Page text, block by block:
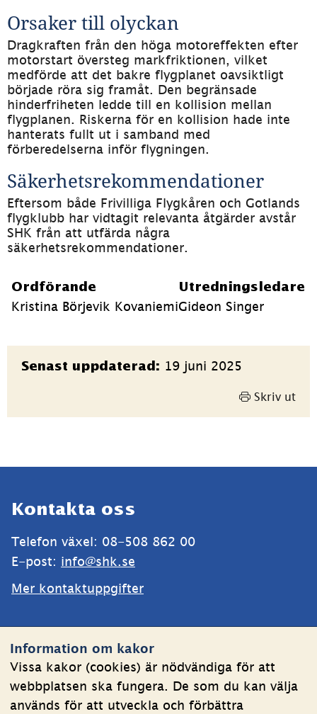
Information om kakor
Vissa kakor (cookies) är nödvändiga för att
webbplatsen ska fungera. De som du kan välja
används för att utveckla och förbättra
Orsaker till olyckan
Dragkraften från den höga motoreffekten efter
motorstart översteg markfriktionen, vilket
medförde att det bakre flygplanet oavsiktligt
började röra sig framåt. Den begränsade
hinderfriheten ledde till en kollision mellan
flygplanen. Riskerna för en kollision hade inte
hanterats fullt ut i samband med
förberedelserna inför flygningen.
Säkerhetsrekommendationer
Eftersom både Frivilliga Flygkåren och Gotlands
flygklubb har vidtagit relevanta åtgärder avstår
SHK från att utfärda några
säkerhetsrekommendationer.
Ordförande
Kristina Börjevik Kovaniemi
Utredningsledare
Gideon Singer
Sidinformation
Senast uppdaterad: 19 juni 2025
Skriv ut
Kontakta oss
Telefon växel: 08-508 862 00
E-post: info@shk.se
Mer kontaktuppgifter
Om kakor
Behandling av personuppgifter